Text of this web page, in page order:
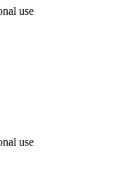
use
use